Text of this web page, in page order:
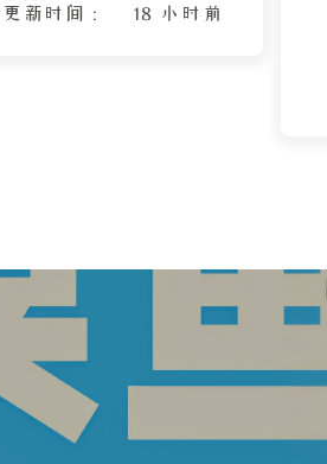
更新时间 : 18 小时前